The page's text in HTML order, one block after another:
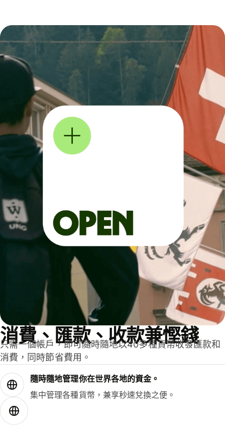
消費、匯款、收款兼慳錢
只需一個帳戶，即可隨時隨地以40多種貨幣收發匯款和
消費，同時節省費用。
隨時隨地管理你在世界各地的資金。
集中管理各種貨幣，兼享秒速兌換之便。